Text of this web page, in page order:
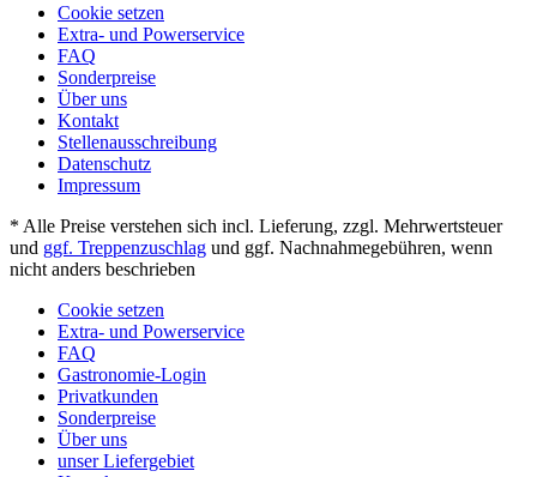
Cookie setzen
Extra- und Powerservice
FAQ
Sonderpreise
Über uns
Kontakt
Stellenausschreibung
Datenschutz
Impressum
* Alle Preise verstehen sich incl. Lieferung, zzgl. Mehrwertsteuer
und ggf. Treppenzuschlag und ggf. Nachnahmegebühren, wenn
nicht anders beschrieben
Cookie setzen
Extra- und Powerservice
FAQ
Gastronomie-Login
Privatkunden
Sonderpreise
Über uns
unser Liefergebiet